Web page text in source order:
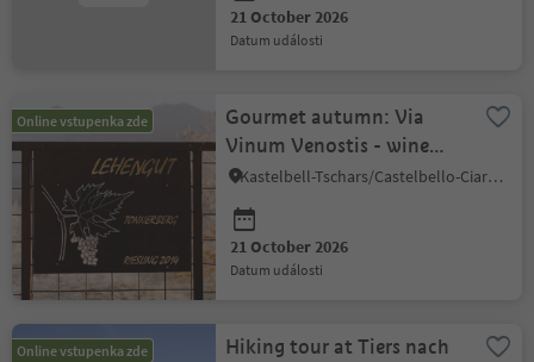
21 October 2026
datum události
Online vstupenka zde
Gourmet autumn: Via
Vinum Venostis - wine
growing in Galsaun:
Lehengut
Kastelbell-Tschars/Castelbello-Ciardes, Vinschgau/Val Venosta
21 October 2026
datum události
Online vstupenka zde
Hiking tour at Tiers nach